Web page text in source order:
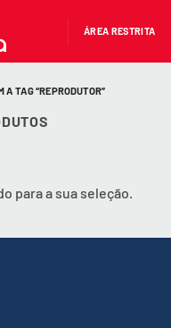
ÁREA RESTRITA
A TAG “REPRODUTOR”
para a sua seleção.